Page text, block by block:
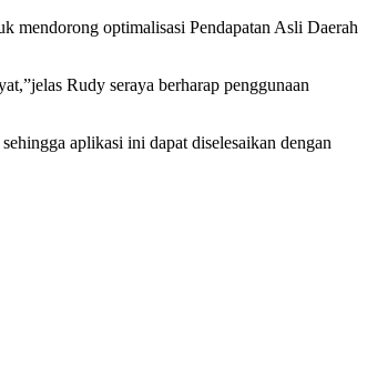
mendorong optimalisasi Pendapatan Asli Daerah
Rudy seraya berharap penggunaan
aplikasi ini dapat diselesaikan dengan